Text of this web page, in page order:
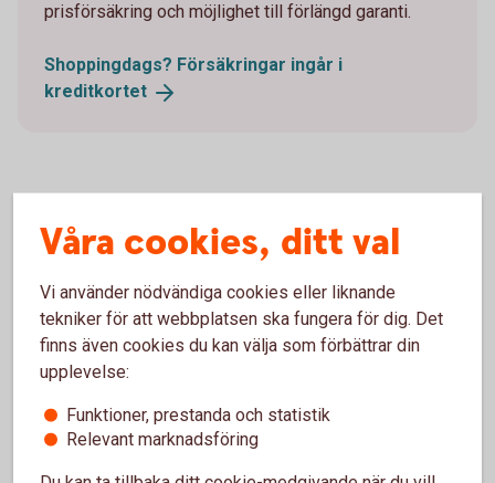
prisförsäkring och möjlighet till förlängd garanti.
Shoppingdags? Försäkringar ingår i
kreditkortet
Kolla in våra olika kort
Våra cookies, ditt val
Vi använder nödvändiga cookies eller liknande
tekniker för att webbplatsen ska fungera för dig. Det
finns även cookies du kan välja som förbättrar din
upplevelse:
Funktioner, prestanda och statistik
Relevant marknadsföring